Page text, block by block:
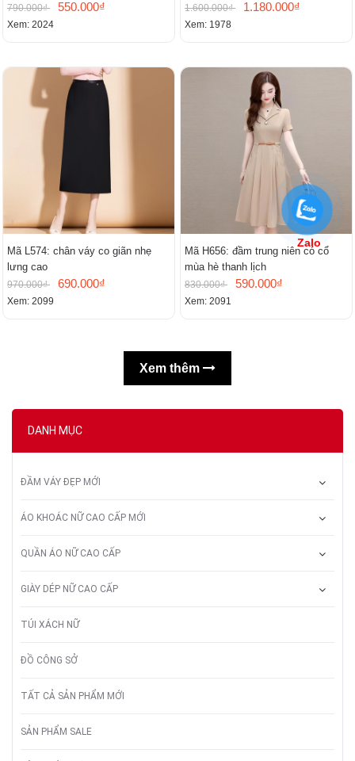
DANH MỤC
ĐẦM VÁY ĐẸP MỚI
ÁO KHOÁC NỮ CAO CẤP MỚI
QUẦN ÁO NỮ CAO CẤP
GIÀY DÉP NỮ CAO CẤP
TÚI XÁCH NỮ
ĐỒ CÔNG SỞ
TẤT CẢ SẢN PHẨM MỚI
SẢN PHẨM SALE
790.000₫ 550.000₫
Xem: 2024
1.600.000₫ 1.180.000₫
Xem: 1978
Mã L574: chân váy co giãn nhẹ
lưng cao
970.000₫ 690.000₫
Xem: 2099
Mã H656: đầm trung niên có cổ
mùa hè thanh lịch
830.000₫ 590.000₫
Xem: 2091
Xem thêm
Zalo